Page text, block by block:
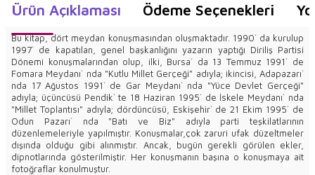
Ürün Açıklaması Ödeme Seçenekleri
Bu kitap, dört meydan konuşmasından oluşmaktadır. 1990` da kurulup
1997` de kapatılan, genel başkanlığını yazarın yaptığı Diriliş Partisi
Dönemi konuşmalarından olup, ilki, Bursa` da 13 Temmuz 1991` de
Fomara Meydanı` nda "Kutlu Millet Gerçeği" adıyla; ikincisi, Adapazarı`
nda 17 Ağustos 1991` de Gar Meydanı` nda "Yüce Devlet Gerçeği"
adıyla; üçüncüsü Pendik` te 18 Haziran 1995` de İskele Meydanı` nda
"Millet Toplantısı" adıyla; dördüncüsü, Eskişehir` de 21 Ekim 1995` de
Odun Pazarı` nda "Batı ve Biz" adıyla parti teşkilatlarının
düzenlemeleriyle yapılmıştır. Konuşmalar,çok zaruri ufak düzeltmeler
dışında olduğu gibi alınmıştır. Ancak, bugün gerekli görülen ekler,
dipnotlarında gösterilmiştir. Her konuşmanın başına o konuşmaya ait
fotoğraflar konulmuştur.